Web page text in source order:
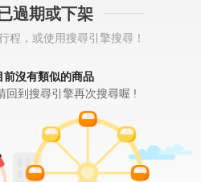
過期或下架
程，或使用搜尋引擎搜尋！
前沒有類似的商品
回到搜尋引擎再次搜尋喔 !